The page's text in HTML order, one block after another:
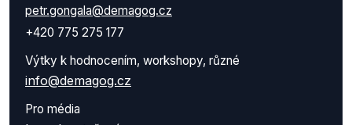
petr.gongala@demagog.cz
+420 775 275 177
Výtky k hodnocením, workshopy, různé
info@demagog.cz
Pro média